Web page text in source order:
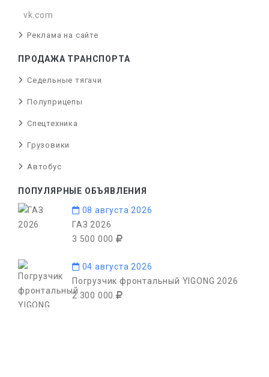
vk.com
Реклама на сайте
ПРОДАЖА ТРАНСПОРТА
Седельные тягачи
Полуприцепы
Спецтехника
Грузовики
Автобус
ПОПУЛЯРНЫЕ ОБЪЯВЛЕНИЯ
08 августа 2026
ГАЗ 2026
3 500 000
04 августа 2026
Погрузчик фронтальный YIGONG 2026
2 300 000